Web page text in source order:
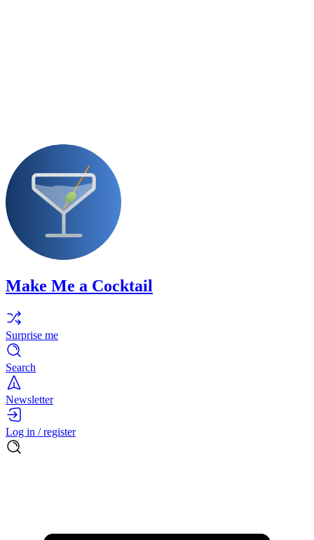
Make Me a Cocktail
Surprise me
Search
Newsletter
Log in / register